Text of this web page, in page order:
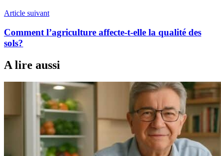
Article suivant
Comment l’agriculture affecte-t-elle la qualité des
sols?
A lire aussi